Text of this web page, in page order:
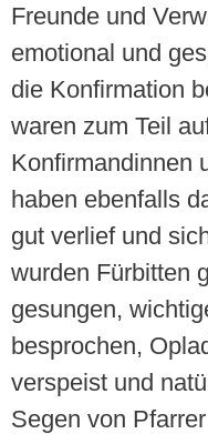
Freunde und
emotional und
die Konfirmation
waren zum Teil
Konfirmandinnen
haben ebenfalls
gut verlief und
wurden Fürbitten
gesungen,
besprochen,
verspeist und
Segen von